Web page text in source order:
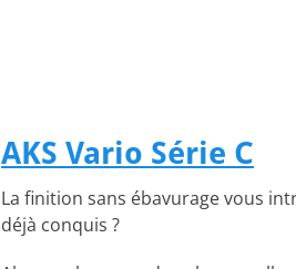
AKS Vario Série C
La finition sans ébavurage vous
déjà conquis ?